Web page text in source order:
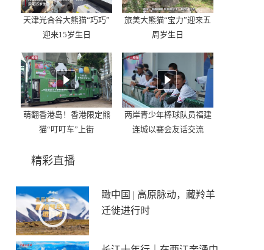
天津光合谷大熊猫“巧巧”
迎来15岁生日
旅美大熊猫“宝力”迎来五
周岁生日
萌翻香港岛！香港限定熊
猫“叮叮车”上街
两岸青少年棒球队员福建
连城以赛会友话交流
精彩直播
瞰中国 | 高原脉动，藏羚羊
迁徙进行时